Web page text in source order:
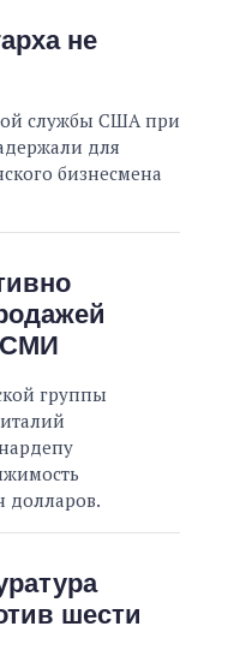
не
службы США при
для
бизнесмена
СМИ
группы
долларов.
шести